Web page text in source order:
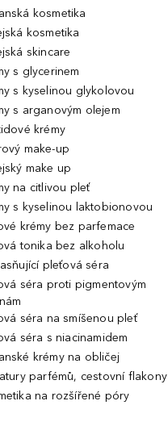
kosmetika
kosmetika
skincare
s glycerinem
s kyselinou glykolovou
s arganovým olejem
krémy
make-up
make up
na citlivou pleť
s kyselinou laktobionovou
krémy bez parfemace
tonika bez alkoholu
pleťová séra
séra proti pigmentovým
séra na smíšenou pleť
séra s niacinamidem
krémy na obličej
parfémů, cestovní flakony
na rozšířené póry